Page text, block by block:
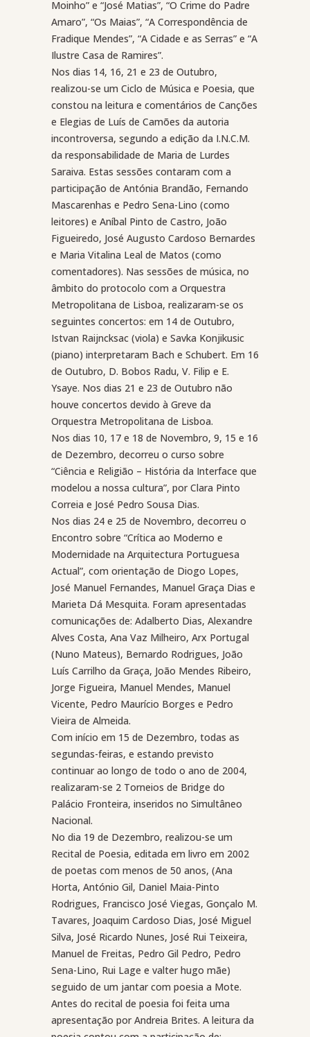
Moinho” e “José Matias”, “O Crime do Padre
Amaro”, “Os Maias”, “A Correspondência de
Fradique Mendes”, “A Cidade e as Serras” e “A
Ilustre Casa de Ramires”.
Nos dias 14, 16, 21 e 23 de Outubro,
realizou-se um Ciclo de Música e Poesia, que
constou na leitura e comentários de Canções
e Elegias de Luís de Camões da autoria
incontroversa, segundo a edição da I.N.C.M.
da responsabilidade de Maria de Lurdes
Saraiva. Estas sessões contaram com a
participação de Antónia Brandão, Fernando
Mascarenhas e Pedro Sena-Lino (como
leitores) e Aníbal Pinto de Castro, João
Figueiredo, José Augusto Cardoso Bernardes
e Maria Vitalina Leal de Matos (como
comentadores). Nas sessões de música, no
âmbito do protocolo com a Orquestra
Metropolitana de Lisboa, realizaram-se os
seguintes concertos: em 14 de Outubro,
Istvan Raijncksac (viola) e Savka Konjikusic
(piano) interpretaram Bach e Schubert. Em 16
de Outubro, D. Bobos Radu, V. Filip e E.
Ysaye. Nos dias 21 e 23 de Outubro não
houve concertos devido à Greve da
Orquestra Metropolitana de Lisboa.
Nos dias 10, 17 e 18 de Novembro, 9, 15 e 16
de Dezembro, decorreu o curso sobre
“Ciência e Religião – História da Interface que
modelou a nossa cultura”, por Clara Pinto
Correia e José Pedro Sousa Dias.
Nos dias 24 e 25 de Novembro, decorreu o
Encontro sobre “Crítica ao Moderno e
Modernidade na Arquitectura Portuguesa
Actual”, com orientação de Diogo Lopes,
José Manuel Fernandes, Manuel Graça Dias e
Marieta Dá Mesquita. Foram apresentadas
comunicações de: Adalberto Dias, Alexandre
Alves Costa, Ana Vaz Milheiro, Arx Portugal
(Nuno Mateus), Bernardo Rodrigues, João
Luís Carrilho da Graça, João Mendes Ribeiro,
Jorge Figueira, Manuel Mendes, Manuel
Vicente, Pedro Maurício Borges e Pedro
Vieira de Almeida.
Com início em 15 de Dezembro, todas as
segundas-feiras, e estando previsto
continuar ao longo de todo o ano de 2004,
realizaram-se 2 Torneios de Bridge do
Palácio Fronteira, inseridos no Simultâneo
Nacional.
No dia 19 de Dezembro, realizou-se um
Recital de Poesia, editada em livro em 2002
de poetas com menos de 50 anos, (Ana
Horta, António Gil, Daniel Maia-Pinto
Rodrigues, Francisco José Viegas, Gonçalo M.
Tavares, Joaquim Cardoso Dias, José Miguel
Silva, José Ricardo Nunes, José Rui Teixeira,
Manuel de Freitas, Pedro Gil Pedro, Pedro
Sena-Lino, Rui Lage e valter hugo mãe)
seguido de um jantar com poesia a Mote.
Antes do recital de poesia foi feita uma
apresentação por Andreia Brites. A leitura da